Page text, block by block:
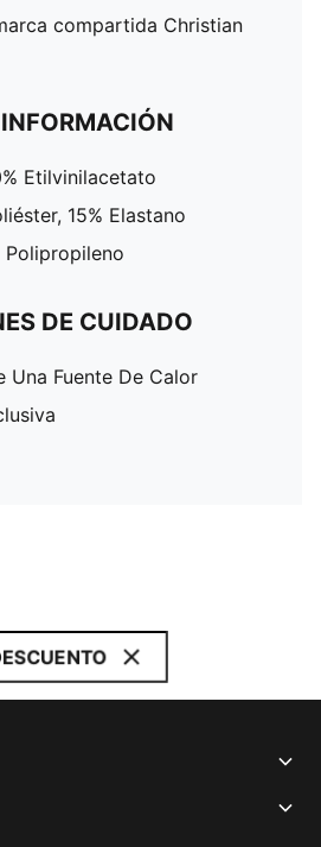
compartida Christian
Etilvinilacetato
15% Elastano
Polipropileno
DE CUIDADO
Una Fuente De Calor